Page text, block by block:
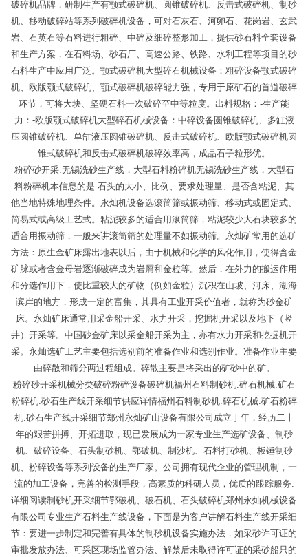
破碎机品牌，研制生产有颚式破碎机、圆锥破碎机、反击式破碎机、制砂
机、移动破碎站等系列破碎机设备，可对石灰石、河卵石、花岗岩、玄武
岩、石英石等石料进行粗碎、中碎及细碎整形加工，提供砂石料全套设备
和生产方案，在石料场、砂石厂、高速公路、铁路、水利工程等项目的砂
石料生产中应用广泛。颚式破碎机大型碎石机械设备：粗碎设备颚式破碎
机、欧版颚式破碎机、颚式破碎机破碎能力强，专用于原矿石的首道破碎
环节，可将大块、坚硬石料一次破碎至中等粒度。出料规格：-生产能
力：-欧版颚式破碎机大型碎石机械设备：中碎设备圆锥破碎机、多缸液
压圆锥破碎机、单缸液压圆锥破碎机、反击式破碎机、欧版颚式破碎机圆
锥式破碎机和反击式破碎机破碎效率高，成品石子粒形优。
粉碎砂开采.无锡洗砂生产线，大型石料粉碎机无锡洗砂生产线，大型石
料粉碎机本信息的是.石头的大小、比例、要求处理量、是否含粘泥、其
他当地特殊地理条件。永灿机设备选滚筒筛或振动筛、移动式或固定式、
简易式或高级工艺式。粘泥较多的适合用滚筒筛，粘泥较少大石块较多的
适合用振动筛，一般来讲滚筒筛的处理量不如振动筛。永灿矿常用的选矿
方法：原生金矿床露出地表以后，由于机械和化学的风化作用，使得含金
矿脉或者含金母岩逐渐破碎成为岩屑和金粒等。然后，在外力的搬运作用
和分选作用下，使比重较大的矿物（例如金粒）沉积在山坡、河床、湖海
滨岸的地方，形成一定的富集，其具有工业开采价值者，就称为砂金矿
床。永灿矿床通常用采金船开采、水力开采，挖掘机开采以及地下（竖
井）开采等。中国砂金矿床以采金船开采为主，亦有水力开采和挖掘机开
采。永灿选矿工艺主要包括选别前的准备作业和选别作业。准备作业主要
由碎散和筛分两过程组成。碎散主要是将采出的矿砂中的矿。
粉碎砂开采机械分类破碎粉碎设备破碎机福州石料制砂机.碎石机械.矿石
粉碎机.砂石生产线开采细节供应详情福州石料制砂机.碎石机械.矿石粉碎
机.砂石生产线开采细节郑州永灿矿山设备有限公司成立于年，经历二十
年的艰苦拼搏、开拓进取，现已发展成为一家专业生产选矿设备、制砂
机、破碎设备、石头制砂机、鄂破机、制沙机、石料打砂机、板锤制砂
机、粉碎设备等系列设备的生产厂家。公司拥有现代企业的管理机制，一
流的加工设备，完善的检测手段，高素质的科研人员，优质的跟踪服务.
详细阅读制砂机开采细节鄂破机、破石机、石头破碎机郑州永灿机械设备
有限公司专业生产石料生产线设备，下面是为客户讲解石料生产线开采细
节：要进一步制定和完善有具体的制砂机设备实施办法，如采砂许可证的
审批发放办法、可采区现场监管办法、解禁后未取得许可证的采砂船只的